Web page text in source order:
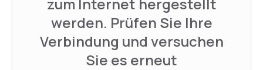
werden. Prüfen Sie Ihre
Verbindung und versuchen
Sie es erneut